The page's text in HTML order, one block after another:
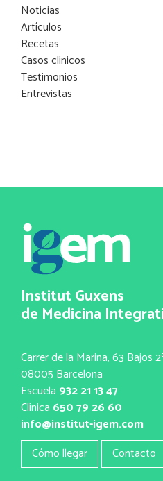
Noticias
Artículos
Recetas
Casos clínicos
Testimonios
Entrevistas
Institut Guxens
de Medicina
Carrer de la Marina, 63 Bajos
08005 Barcelona
Escuela 932 21 13 47
Clínica 650 79 26 60
info@institut-igem.com
Cómo llegar
Contacto